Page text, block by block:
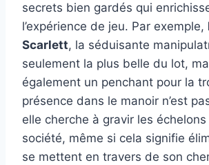
secrets bien gardés qui
l’expérience de jeu. Par exemple,
Scarlett, la séduisante
seulement la plus belle du lot,
également un penchant pour la
présence dans le manoir n’est
elle cherche à gravir les
société, même si cela signifie
se mettent en travers de son